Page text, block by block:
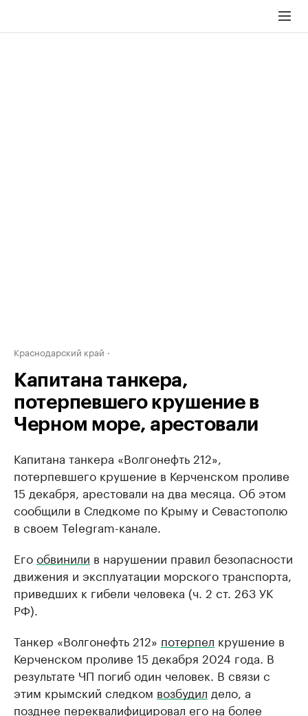
Краснодарский край
Капитана танкера,
потерпевшего крушение в
Черном море, арестовали
Капитана танкера «Волгонефть 212»,
потерпевшего крушение в Керченском проливе
15 декабря, арестовали на два месяца. Об этом
сообщили в Следкоме по Крыму и Севастополю
в своем Telegram-канале.
Егообвинили в нарушении правил безопасности
движения и эксплуатации морского транспорта,
приведших к гибели человека (ч. 2 ст. 263 УК
РФ).
Танкер «Волгонефть 212» потерпел крушение в
Керченском проливе 15 декабря 2024 года. В
результате ЧП погиб один человек. В связи с
этим крымский следком возбудил дело, а
позднее переквалифицировал его на более